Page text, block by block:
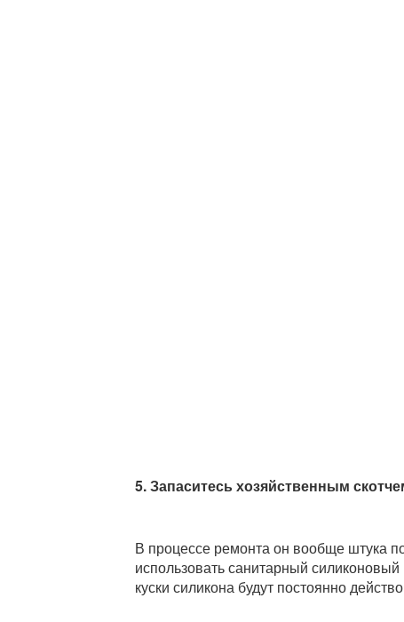
5. Запаситесь хозяйственным
В процессе ремонта он вообще штука
использовать санитарный
куски силикона будут постоянно